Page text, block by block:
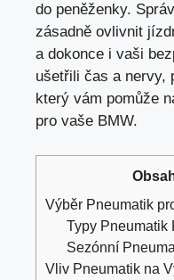
do peněženky.
zásadně ovlivnit
a dokonce i vaši
ušetřili čas a nervy,
který vám pomůže
pro vaše BMW.
Výběr Pneumatik
Typy Pneumatik
Sezónní
Vliv Pneumatik na